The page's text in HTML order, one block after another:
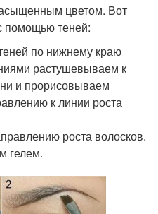
цветом. Вот
помощью теней:
по нижнему краю
растушевываем к
и прорисовываем
к линии роста
роста волосков.
гелем.